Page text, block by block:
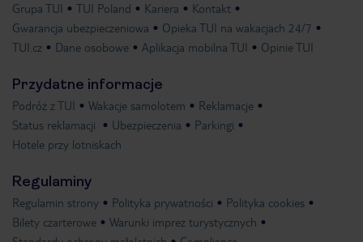
Grupa TUI TUI Poland Kariera
Kontakt
Gwarancja ubezpieczeniowa
Opieka TUI na wakacjach 24/7
TUI.cz
Dane osobowe Aplikacja mobilna TUI Opinie TUI
Przydatne informacje
Podróż z TUI Wakacje samolotem
Reklamacje
Status reklamacji
Ubezpieczenia
Parkingi
Hotele przy lotniskach
Regulaminy
Regulamin strony Polityka prywatności
Polityka cookies
Bilety czarterowe
Warunki imprez turystycznych